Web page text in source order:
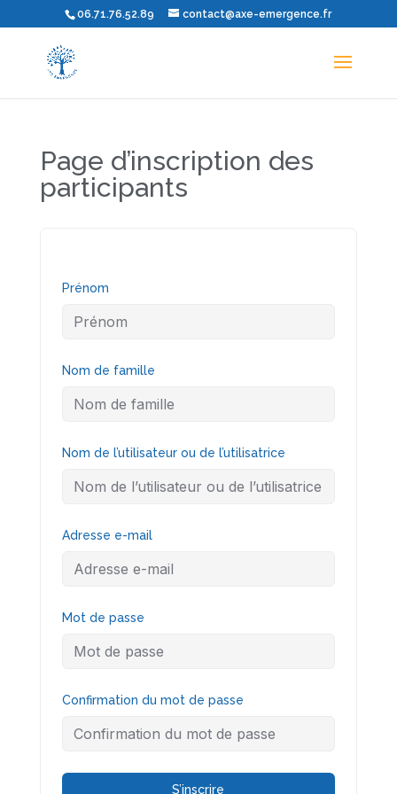
06.71.76.52.89 contact@axe-emergence.fr
Page d’inscription des
participants
Prénom
Nom de famille
Nom de l’utilisateur ou de l’utilisatrice
Adresse e-mail
Mot de passe
Confirmation du mot de passe
S’inscrire